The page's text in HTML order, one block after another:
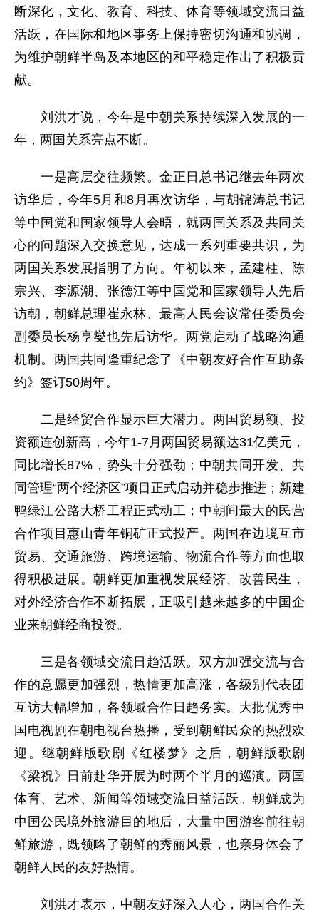
断深化，文化、教育、科技、体育等领域交流日益
活跃，在国际和地区事务上保持密切沟通和协调，
为维护朝鲜半岛及本地区的和平稳定作出了积极贡
献。
刘洪才说，今年是中朝关系持续深入发展的一
年，两国关系亮点不断。
一是高层交往频繁。金正日总书记继去年两次
访华后，今年5月和8月再次访华，与胡锦涛总书记
等中国党和国家领导人会晤，就两国关系及共同关
心的问题深入交换意见，达成一系列重要共识，为
两国关系发展指明了方向。年初以来，孟建柱、陈
宗兴、李源潮、张德江等中国党和国家领导人先后
访朝，朝鲜总理崔永林、最高人民会议常任委员会
副委员长杨亨燮也先后访华。两党启动了战略沟通
机制。两国共同隆重纪念了《中朝友好合作互助条
约》签订50周年。
二是经贸合作显示巨大潜力。两国贸易额、投
资额连创新高，今年1-7月两国贸易额达31亿美元，
同比增长87%，势头十分强劲；中朝共同开发、共
同管理“两个经济区”项目正式启动并稳步推进；新建
鸭绿江公路大桥工程正式动工；中朝间最大的民营
合作项目惠山青年铜矿正式投产。两国在边境互市
贸易、交通旅游、跨境运输、物流合作等方面也取
得积极进展。朝鲜更加重视发展经济、改善民生，
对外经济合作不断拓展，正吸引越来越多的中国企
业来朝鲜经商投资。
三是各领域交流日趋活跃。双方加强交流与合
作的意愿更加强烈，热情更加高涨，各级别代表团
互访大幅增加，各领域合作日趋务实。大批优秀中
国电视剧在朝电视台热播，受到朝鲜民众的热烈欢
迎。继朝鲜版歌剧《红楼梦》之后，朝鲜版歌剧
《梁祝》日前赴华开展为时两个半月的巡演。两国
体育、艺术、新闻等领域交流日益活跃。朝鲜成为
中国公民境外旅游目的地后，大量中国游客前往朝
鲜旅游，既领略了朝鲜的秀丽风景，也亲身体会了
朝鲜人民的友好热情。
刘洪才表示，中朝友好深入人心，两国合作关